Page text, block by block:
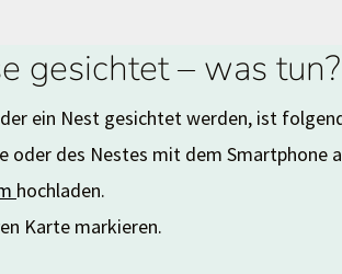
gesichtet – was tun?
ein Nest gesichtet werden, ist
oder des Nestes mit dem Smartphone
​​​​​​​hochladen.
Karte markieren.